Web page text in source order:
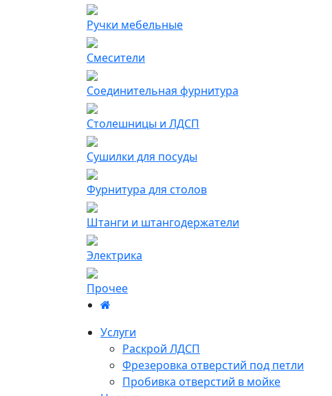
Ручки мебельные
Смесители
Соединительная фурнитура
Столешницы и ЛДСП
Сушилки для посуды
Фурнитура для столов
Штанги и штангодержатели
Электрика
Прочее
Услуги
Раскрой ЛДСП
Фрезеровка отверстий под петли
Пробивка отверстий в мойке